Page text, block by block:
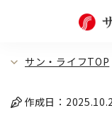
サン・ライフTOP
作成日：